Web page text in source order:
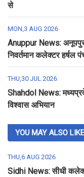
से
MON,3 AUG 2026
Anuppur News:
निवर्तमान कलेक्टर हर्षल
THU,30 JUL 2026
Shahdol News:
विश्वास अभियान
YOU MAY ALSO LIKE
THU,6 AUG 2026
Sidhi News: सीधी